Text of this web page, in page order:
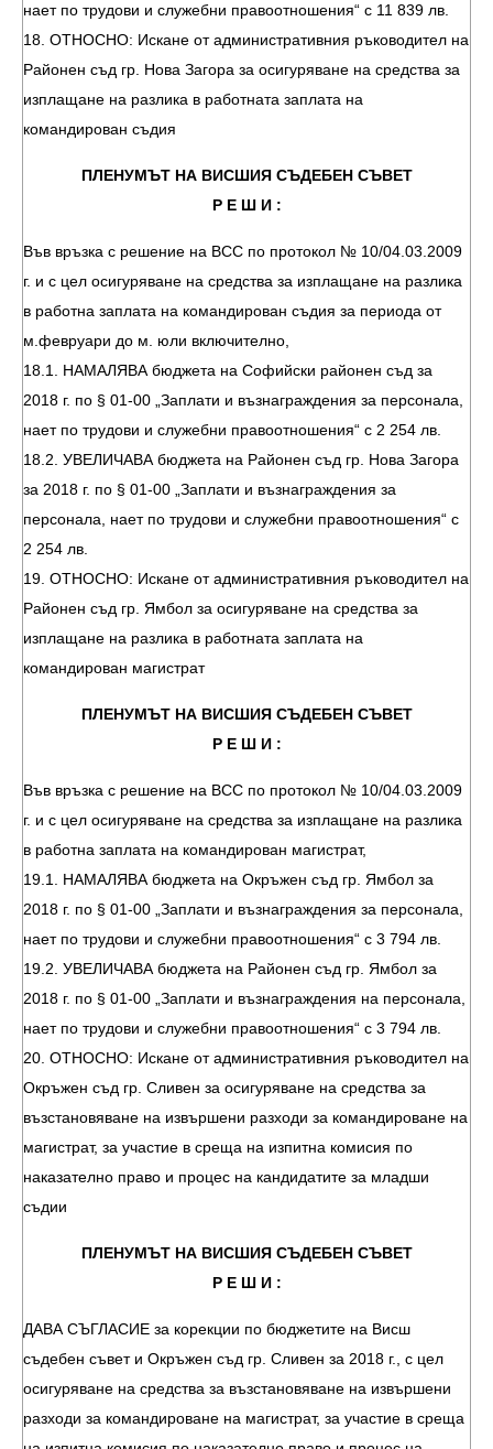
нает по трудови и служебни правоотношения“ с 11 839 лв.
18. ОТНОСНО: Искане от административния ръководител на
Районен съд гр. Нова Загора за осигуряване на средства за
изплащане на разлика в работната заплата на
командирован съдия
ПЛЕНУМЪТ НА ВИСШИЯ СЪДЕБЕН СЪВЕТ
Р Е Ш И :
Във връзка с решение на ВСС по протокол № 10/04.03.2009
г. и с цел осигуряване на средства за изплащане на разлика
в работна заплата на командирован съдия за периода от
м.февруари до м. юли включително,
18.1. НАМАЛЯВА бюджета на Софийски районен съд за
2018 г. по § 01-00 „Заплати и възнаграждения за персонала,
нает по трудови и служебни правоотношения“ с 2 254 лв.
18.2. УВЕЛИЧАВА бюджета на Районен съд гр. Нова Загора
за 2018 г. по § 01-00 „Заплати и възнаграждения за
персонала, нает по трудови и служебни правоотношения“ с
2 254 лв.
19. ОТНОСНО: Искане от административния ръководител на
Районен съд гр. Ямбол за осигуряване на средства за
изплащане на разлика в работната заплата на
командирован магистрат
ПЛЕНУМЪТ НА ВИСШИЯ СЪДЕБЕН СЪВЕТ
Р Е Ш И :
Във връзка с решение на ВСС по протокол № 10/04.03.2009
г. и с цел осигуряване на средства за изплащане на разлика
в работна заплата на командирован магистрат,
19.1. НАМАЛЯВА бюджета на Окръжен съд гр. Ямбол за
2018 г. по § 01-00 „Заплати и възнаграждения за персонала,
нает по трудови и служебни правоотношения“ с 3 794 лв.
19.2. УВЕЛИЧАВА бюджета на Районен съд гр. Ямбол за
2018 г. по § 01-00 „Заплати и възнаграждения на персонала,
нает по трудови и служебни правоотношения“ с 3 794 лв.
20. ОТНОСНО: Искане от административния ръководител на
Окръжен съд гр. Сливен за осигуряване на средства за
възстановяване на извършени разходи за командироване на
магистрат, за участие в среща на изпитна комисия по
наказателно право и процес на кандидатите за младши
съдии
ПЛЕНУМЪТ НА ВИСШИЯ СЪДЕБЕН СЪВЕТ
Р Е Ш И :
ДАВА СЪГЛАСИЕ за корекции по бюджетите на Висш
съдебен съвет и Окръжен съд гр. Сливен за 2018 г., с цел
осигуряване на средства за възстановяване на извършени
разходи за командироване на магистрат, за участие в среща